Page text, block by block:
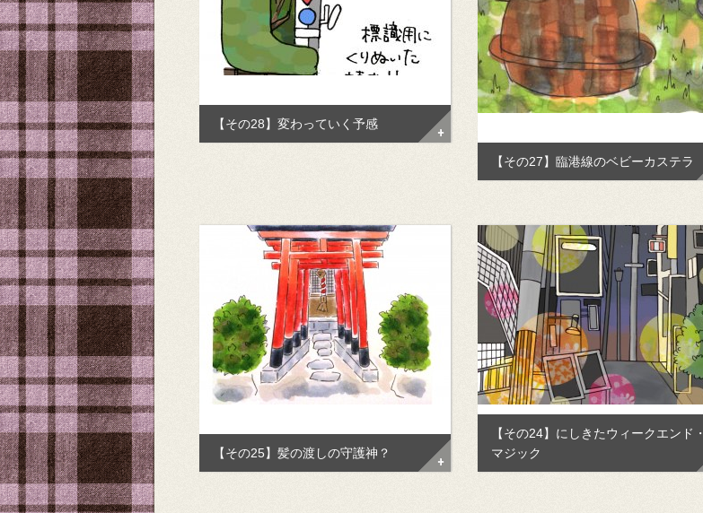
【その28】変わっていく予感
【その27】臨港線のベビーカステラ
【その25】髪の渡しの守護神？
【その24】にしきたウィークエンド・
マジック